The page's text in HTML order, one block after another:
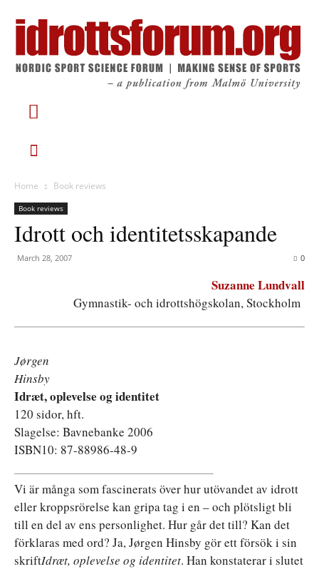
Home Book reviews
Book reviews
Idrott och identitetsskapande
March 28, 2007 0
Suzanne Lundvall
Gymnastik- och idrottshögskolan, Stockholm
Jørgen
Hinsby
Idræt, oplevelse og identitet
120 sidor, hft.
Slagelse: Bavnebanke 2006
ISBN10: 87-88986-48-9
Vi är många som fascinerats över hur utövandet av idrott
eller kroppsrörelse kan gripa tag i en – och plötsligt bli
till en del av ens personlighet. Hur går det till? Kan det
förklaras med ord? Ja, Jørgen Hinsby gör ett försök i sin
skriftIdræt, oplevelse og identitet. Han konstaterar i slutet